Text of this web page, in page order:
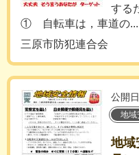
する
① 自転車は，車道の...
三原市防犯連合会
公開
地域
地域